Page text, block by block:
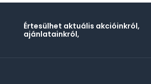
Értesülhet aktuális akcióinkról,
ajánlatainkról,